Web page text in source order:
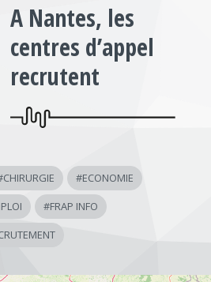
A Nantes, les
centres d’appel
recrutent
CHIRURGIE #ECONOMIE
#FRAP INFO